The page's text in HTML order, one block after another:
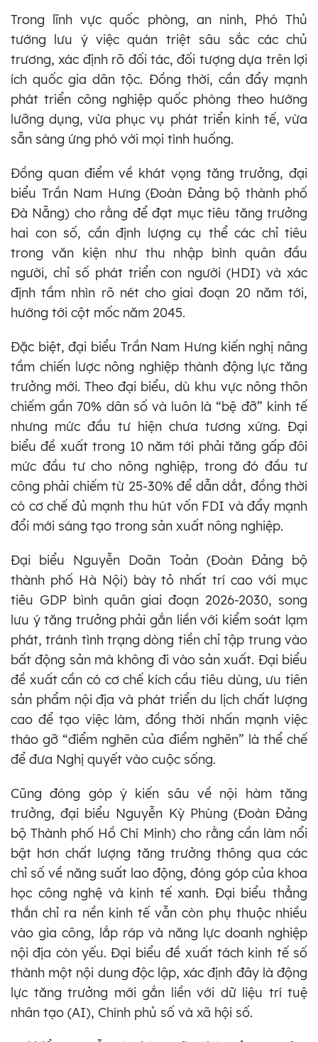
Trong lĩnh vực quốc phòng, an ninh, Phó Thủ
tướng lưu ý việc quán triệt sâu sắc các chủ
trương, xác định rõ đối tác, đối tượng dựa trên lợi
ích quốc gia dân tộc. Đồng thời, cần đẩy mạnh
phát triển công nghiệp quốc phòng theo hướng
lưỡng dụng, vừa phục vụ phát triển kinh tế, vừa
sẵn sàng ứng phó với mọi tình huống.
Đồng quan điểm về khát vọng tăng trưởng, đại
biểu Trần Nam Hưng (Đoàn Đảng bộ thành phố
Đà Nẵng) cho rằng để đạt mục tiêu tăng trưởng
hai con số, cần định lượng cụ thể các chỉ tiêu
trong văn kiện như thu nhập bình quân đầu
người, chỉ số phát triển con người (HDI) và xác
định tầm nhìn rõ nét cho giai đoạn 20 năm tới,
hướng tới cột mốc năm 2045.
Đặc biệt, đại biểu Trần Nam Hưng kiến nghị nâng
tầm chiến lược nông nghiệp thành động lực tăng
trưởng mới. Theo đại biểu, dù khu vực nông thôn
chiếm gần 70% dân số và luôn là “bệ đỡ” kinh tế
nhưng mức đầu tư hiện chưa tương xứng. Đại
biểu đề xuất trong 10 năm tới phải tăng gấp đôi
mức đầu tư cho nông nghiệp, trong đó đầu tư
công phải chiếm từ 25-30% để dẫn dắt, đồng thời
có cơ chế đủ mạnh thu hút vốn FDI và đẩy mạnh
đổi mới sáng tạo trong sản xuất nông nghiệp.
Đại biểu Nguyễn Doãn Toản (Đoàn Đảng bộ
thành phố Hà Nội) bày tỏ nhất trí cao với mục
tiêu GDP bình quân giai đoạn 2026-2030, song
lưu ý tăng trưởng phải gắn liền với kiểm soát lạm
phát, tránh tình trạng dòng tiền chỉ tập trung vào
bất động sản mà không đi vào sản xuất. Đại biểu
đề xuất cần có cơ chế kích cầu tiêu dùng, ưu tiên
sản phẩm nội địa và phát triển du lịch chất lượng
cao để tạo việc làm, đồng thời nhấn mạnh việc
tháo gỡ “điểm nghẽn của điểm nghẽn” là thể chế
để đưa Nghị quyết vào cuộc sống.
Cũng đóng góp ý kiến sâu về nội hàm tăng
trưởng, đại biểu Nguyễn Kỳ Phùng (Đoàn Đảng
bộ Thành phố Hồ Chí Minh) cho rằng cần làm nổi
bật hơn chất lượng tăng trưởng thông qua các
chỉ số về năng suất lao động, đóng góp của khoa
học công nghệ và kinh tế xanh. Đại biểu thẳng
thắn chỉ ra nền kinh tế vẫn còn phụ thuộc nhiều
vào gia công, lắp ráp và năng lực doanh nghiệp
nội địa còn yếu. Đại biểu đề xuất tách kinh tế số
thành một nội dung độc lập, xác định đây là động
lực tăng trưởng mới gắn liền với dữ liệu trí tuệ
nhân tạo (AI), Chính phủ số và xã hội số.